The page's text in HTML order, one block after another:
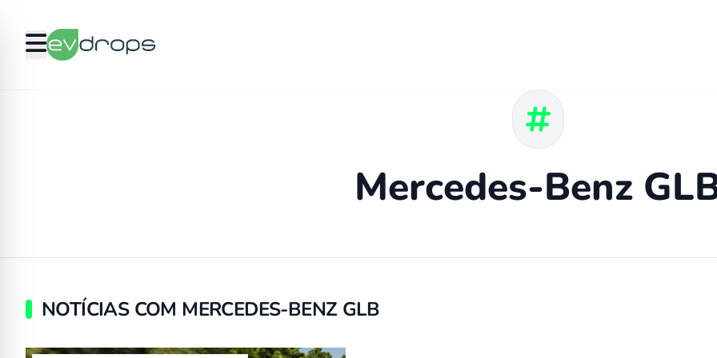
Mercedes-Benz
NOTÍCIAS COM MERCEDES-BENZ GLB